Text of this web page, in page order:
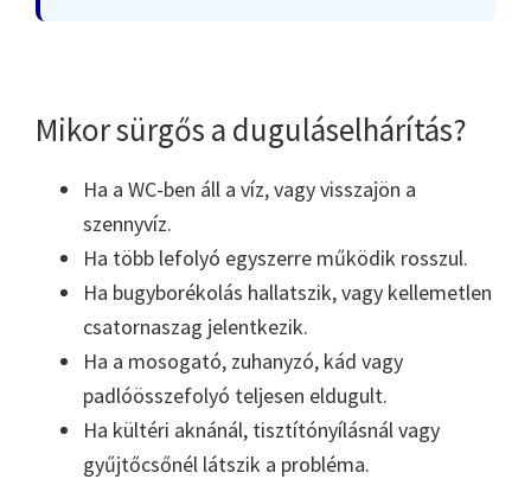
Mikor sürgős a duguláselhárítás?
Ha a WC-ben áll a víz, vagy visszajön a
szennyvíz.
Ha több lefolyó egyszerre működik rosszul.
Ha bugyborékolás hallatszik, vagy kellemetlen
csatornaszag jelentkezik.
Ha a mosogató, zuhanyzó, kád vagy
padlóösszefolyó teljesen eldugult.
Ha kültéri aknánál, tisztítónyílásnál vagy
gyűjtőcsőnél látszik a probléma.